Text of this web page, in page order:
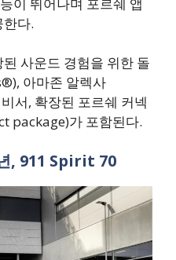
다.
사운드 경험을 위한 돌
아마존 알렉사
서, 확장된 포르쉐 커넥
package)가 포함된다.
, 911 Spirit 70